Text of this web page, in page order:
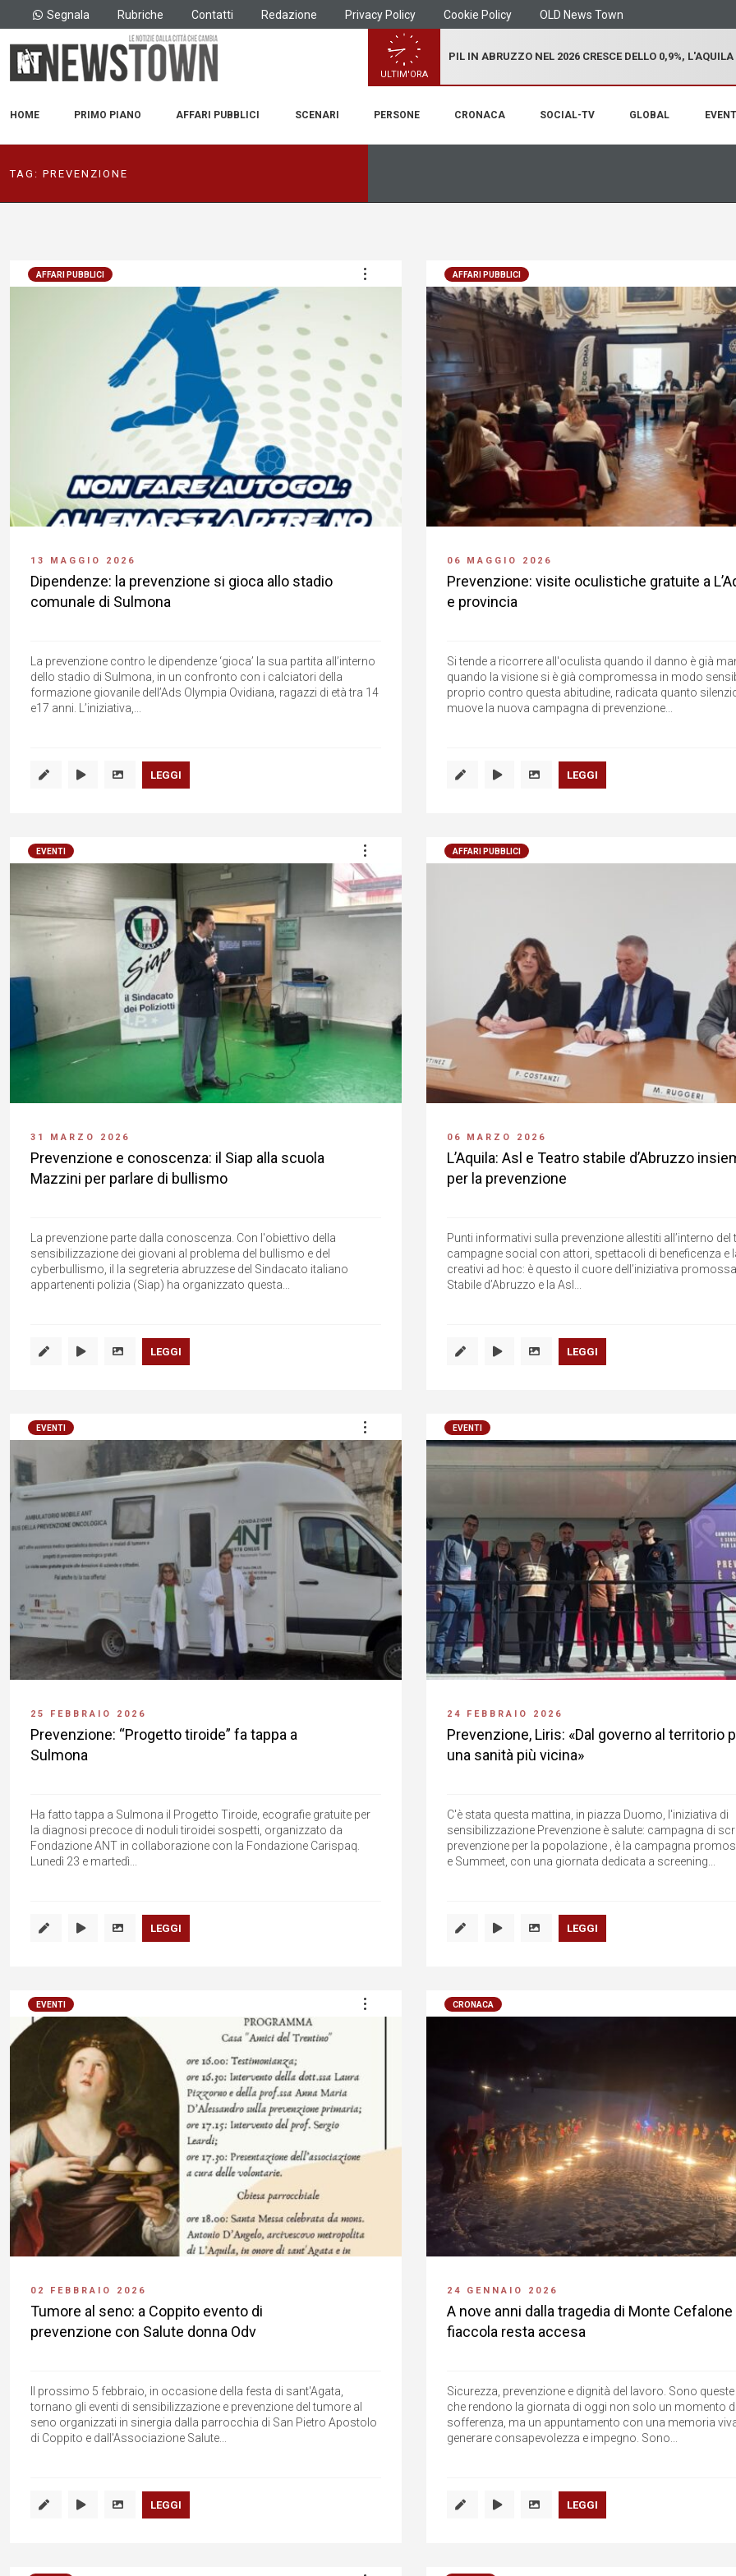
Segnala Rubriche Contatti Redazione Privacy Policy Cookie Policy OLD News Town
ULTIM'ORA
PIL IN ABRUZZO NEL 2026 CRESCE DELLO 0,9%,
HOME PRIMO PIANO AFFARI PUBBLICI SCENARI PERSONE CRONACA SOCIAL-TV GLOBAL EVENTI
TAG: PREVENZIONE
AFFARI PUBBLICI
13 MAGGIO 2026
Dipendenze: la prevenzione si gioca allo stadio
comunale di Sulmona
La prevenzione contro le dipendenze ‘gioca’ la sua partita all’interno
dello stadio di Sulmona, in un confronto con i calciatori della
formazione giovanile dell’Ads Olympia Ovidiana, ragazzi di età tra 14
e17 anni. L’iniziativa,...
LEGGI
AFFARI PUBBLICI
06 MAGGIO 2026
Prevenzione: visite oculistiche gratuite a
e provincia
Si tende a ricorrere all'oculista quando il danno è già
quando la visione si è già compromessa in modo
proprio contro questa abitudine, radicata quanto
muove la nuova campagna di prevenzione...
LEGGI
EVENTI
31 MARZO 2026
Prevenzione e conoscenza: il Siap alla scuola
Mazzini per parlare di bullismo
La prevenzione parte dalla conoscenza. Con l'obiettivo della
sensibilizzazione dei giovani al problema del bullismo e del
cyberbullismo, il la segreteria abruzzese del Sindacato italiano
appartenenti polizia (Siap) ha organizzato questa...
LEGGI
AFFARI PUBBLICI
06 MARZO 2026
L’Aquila: Asl e Teatro stabile d’Abruzzo
per la prevenzione
Punti informativi sulla prevenzione allestiti all’interno del
campagne social con attori, spettacoli di beneficenza e
creativi ad hoc: è questo il cuore dell’iniziativa
Stabile d’Abruzzo e la Asl...
LEGGI
EVENTI
25 FEBBRAIO 2026
Prevenzione: “Progetto tiroide” fa tappa a
Sulmona
Ha fatto tappa a Sulmona il Progetto Tiroide, ecografie gratuite per
la diagnosi precoce di noduli tiroidei sospetti, organizzato da
Fondazione ANT in collaborazione con la Fondazione Carispaq.
Lunedì 23 e martedì...
LEGGI
EVENTI
24 FEBBRAIO 2026
Prevenzione, Liris: «Dal governo al territorio
una sanità più vicina»
C'è stata questa mattina, in piazza Duomo, l'iniziativa di
sensibilizzazione Prevenzione è salute: campagna di
prevenzione per la popolazione , è la campagna
e Summeet, con una giornata dedicata a screening...
LEGGI
EVENTI
02 FEBBRAIO 2026
Tumore al seno: a Coppito evento di
prevenzione con Salute donna Odv
Il prossimo 5 febbraio, in occasione della festa di sant'Agata,
tornano gli eventi di sensibilizzazione e prevenzione del tumore al
seno organizzati in sinergia dalla parrocchia di San Pietro Apostolo
di Coppito e dall'Associazione Salute...
LEGGI
CRONACA
24 GENNAIO 2026
A nove anni dalla tragedia di Monte Cefalone
fiaccola resta accesa
Sicurezza, prevenzione e dignità del lavoro. Sono
che rendono la giornata di oggi non solo un momento
sofferenza, ma un appuntamento con una memoria
generare consapevolezza e impegno. Sono...
LEGGI